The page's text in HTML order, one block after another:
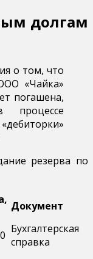
долгам
о том, что
«Чайка»
погашена,
резерва по
Документ
Бухгалтерская
справка